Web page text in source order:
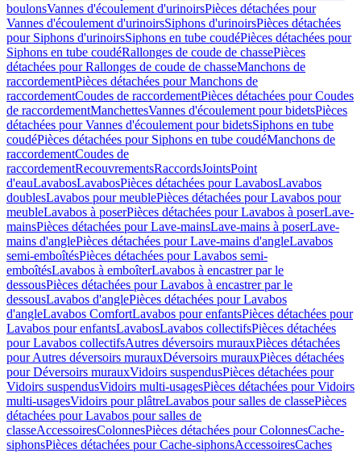
boulonsVannes d'écoulement d'urinoirsPièces détachées pour
Vannes d'écoulement d'urinoirsSiphons d'urinoirsPièces détachées
pour Siphons d'urinoirsSiphons en tube coudéPièces détachées pour
Siphons en tube coudéRallonges de coude de chassePièces
détachées pour Rallonges de coude de chasseManchons de
raccordementPièces détachées pour Manchons de
raccordementCoudes de raccordementPièces détachées pour Coudes
de raccordementManchettesVannes d'écoulement pour bidetsPièces
détachées pour Vannes d'écoulement pour bidetsSiphons en tube
coudéPièces détachées pour Siphons en tube coudéManchons de
raccordementCoudes de
raccordementRecouvrementsRaccordsJointsPoint
d'eauLavabosLavabosPièces détachées pour LavabosLavabos
doublesLavabos pour meublePièces détachées pour Lavabos pour
meubleLavabos à poserPièces détachées pour Lavabos à poserLave-
mainsPièces détachées pour Lave-mainsLave-mains à poserLave-
mains d'anglePièces détachées pour Lave-mains d'angleLavabos
semi-emboîtésPièces détachées pour Lavabos semi-
emboîtésLavabos à emboîterLavabos à encastrer par le
dessousPièces détachées pour Lavabos à encastrer par le
dessousLavabos d'anglePièces détachées pour Lavabos
d'angleLavabos ComfortLavabos pour enfantsPièces détachées pour
Lavabos pour enfantsLavabosLavabos collectifsPièces détachées
pour Lavabos collectifsAutres déversoirs murauxPièces détachées
pour Autres déversoirs murauxDéversoirs murauxPièces détachées
pour Déversoirs murauxVidoirs suspendusPièces détachées pour
Vidoirs suspendusVidoirs multi-usagesPièces détachées pour Vidoirs
multi-usagesVidoirs pour plâtreLavabos pour salles de classePièces
détachées pour Lavabos pour salles de
classeAccessoiresColonnesPièces détachées pour ColonnesCache-
siphonsPièces détachées pour Cache-siphonsAccessoiresCaches